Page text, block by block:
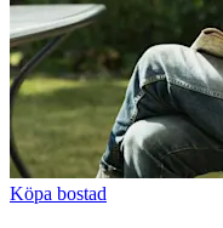
Köpa bostad